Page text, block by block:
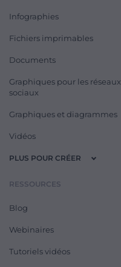
Infographies
Fichiers imprimables
Documents
Graphiques pour les réseaux
sociaux
Graphiques et diagrammes
Vidéos
PLUS POUR CRÉER
RESSOURCES
Blog
Webinaires
Tutoriels vidéos